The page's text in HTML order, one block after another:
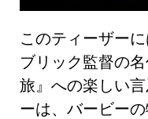
このティーザー
ブリック監督の
旅』への楽しい
ーは、バービー